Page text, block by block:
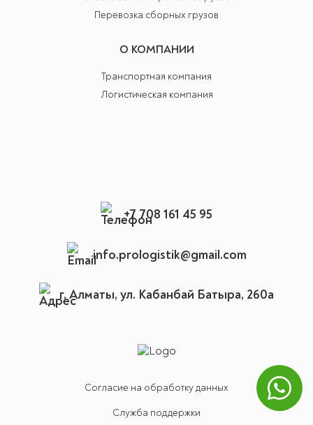
Перевозка сборных грузов
О КОМПАНИИ
Транспортная компания
Логистическая компания
+7 708 161 45 95
info.prologistik@gmail.com
г. Алматы, ул. Кабанбай Батыра, 260а
Согласие на обработку данных
Служба поддержки